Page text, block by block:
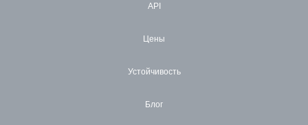
API
Цены
Устойчивость
Блог